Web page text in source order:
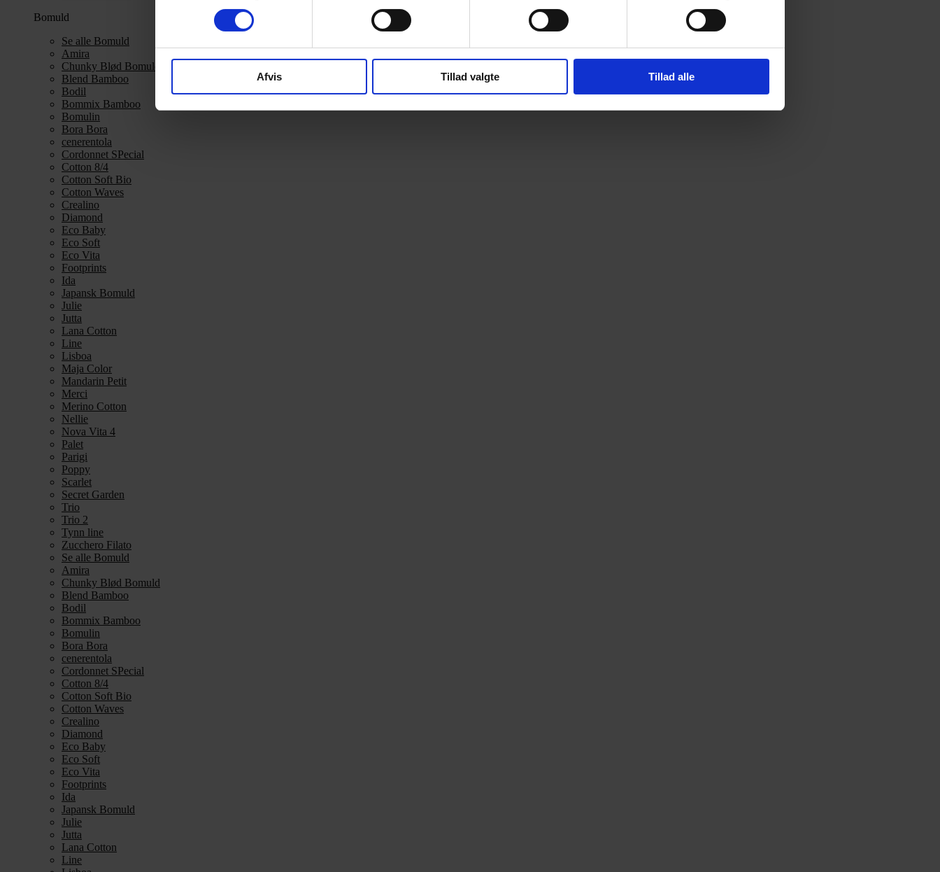
Afvis Tillad valgte Tillad alle
Bomuld
Se alle Bomuld
Amira
Chunky Blød Bomuld
Blend Bamboo
Bodil
Bommix Bamboo
Bomulin
Bora Bora
cenerentola
Cordonnet SPecial
Cotton 8/4
Cotton Soft Bio
Cotton Waves
Crealino
Diamond
Eco Baby
Eco Soft
Eco Vita
Footprints
Ida
Japansk Bomuld
Julie
Jutta
Lana Cotton
Line
Lisboa
Maja Color
Mandarin Petit
Merci
Merino Cotton
Nellie
Nova Vita 4
Palet
Parigi
Poppy
Scarlet
Secret Garden
Trio
Trio 2
Tynn line
Zucchero Filato
Se alle Bomuld
Amira
Chunky Blød Bomuld
Blend Bamboo
Bodil
Bommix Bamboo
Bomulin
Bora Bora
cenerentola
Cordonnet SPecial
Cotton 8/4
Cotton Soft Bio
Cotton Waves
Crealino
Diamond
Eco Baby
Eco Soft
Eco Vita
Footprints
Ida
Japansk Bomuld
Julie
Jutta
Lana Cotton
Line